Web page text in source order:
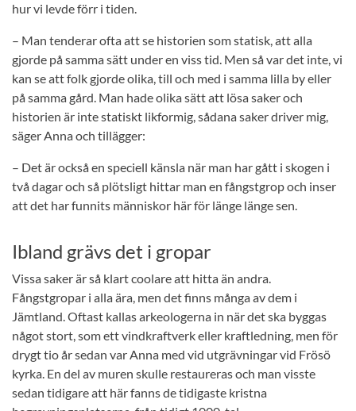
hur vi levde förr i tiden.
– Man tenderar ofta att se historien som statisk, att alla
gjorde på samma sätt under en viss tid. Men så var det inte, vi
kan se att folk gjorde olika, till och med i samma lilla by eller
på samma gård. Man hade olika sätt att lösa saker och
historien är inte statiskt likformig, sådana saker driver mig,
säger Anna och tillägger:
– Det är också en speciell känsla när man har gått i skogen i
två dagar och så plötsligt hittar man en fångstgrop och inser
att det har funnits människor här för länge länge sen.
Ibland grävs det i gropar
Vissa saker är så klart coolare att hitta än andra.
Fångstgropar i alla ära, men det finns många av dem i
Jämtland. Oftast kallas arkeologerna in när det ska byggas
något stort, som ett vindkraftverk eller kraftledning, men för
drygt tio år sedan var Anna med vid utgrävningar vid Frösö
kyrka. En del av muren skulle restaureras och man visste
sedan tidigare att här fanns de tidigaste kristna